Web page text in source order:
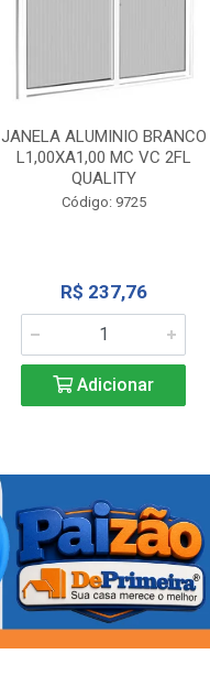
JANELA ALUMINIO BRANCO
L1,00XA1,00 MC VC 2FL
QUALITY
Código: 9725
R$ 237,76
Adicionar